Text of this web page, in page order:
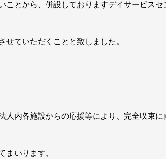
ことから、併設しておりますデイサービス
せていただくことと致しました。
人内各施設からの応援等により、完全収束
まいります。